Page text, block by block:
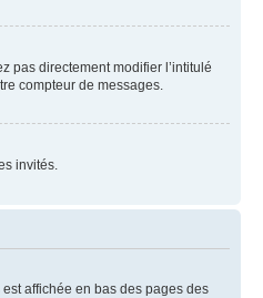
pas directement modifier l’intitulé
compteur de messages.
invités.
affichée en bas des pages des